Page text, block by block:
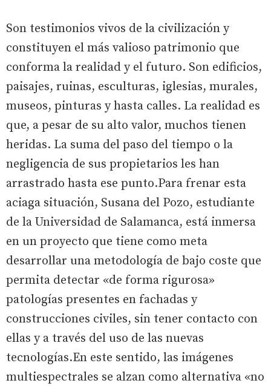
Son testimonios vivos de la civilización y
constituyen el más valioso patrimonio que
conforma la realidad y el futuro. Son edificios,
paisajes, ruinas, esculturas, iglesias, murales,
museos, pinturas y hasta calles. La realidad es
que, a pesar de su alto valor, muchos tienen
heridas. La suma del paso del tiempo o la
negligencia de sus propietarios les han
arrastrado hasta ese punto.Para frenar esta
aciaga situación, Susana del Pozo, estudiante
de la Universidad de Salamanca, está inmersa
en un proyecto que tiene como meta
desarrollar una metodología de bajo coste que
permita detectar «de forma rigurosa»
patologías presentes en fachadas y
construcciones civiles, sin tener contacto con
ellas y a través del uso de las nuevas
tecnologías.En este sentido, las imágenes
multiespectrales se alzan como alternativa «no